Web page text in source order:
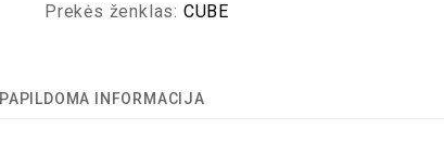
Prekės ženklas: CUBE
PAPILDOMA INFORMACIJA